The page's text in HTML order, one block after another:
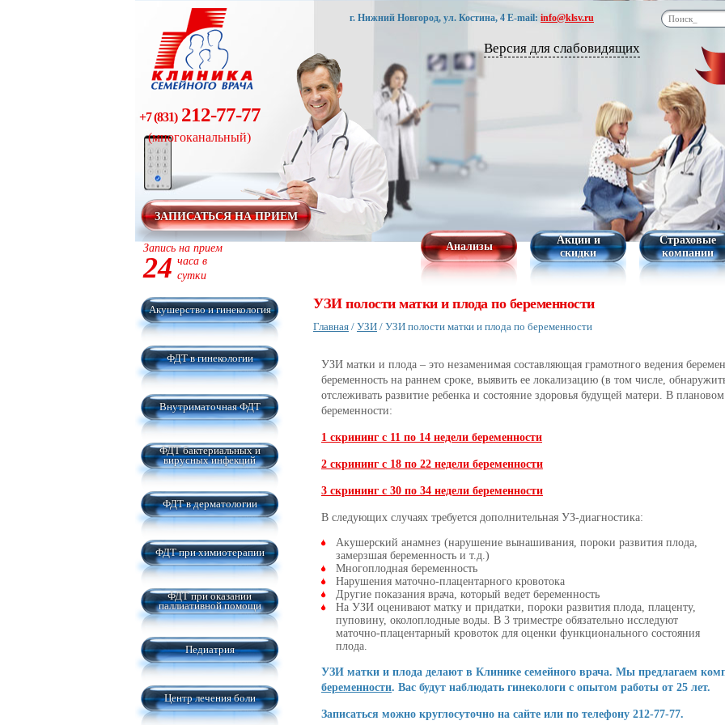
ЗАПИСАТЬСЯ НА ПРИЕМ
г. Нижний Новгород, ул. Костина, 4 E-mail: info@klsv.ru
+7 (831)212-77-77
(многоканальный)
Версия для слабовидящих
Запись на прием
24 часа в
сутки
Анализы
Акции и
скидки
Страховые
компании
Акушерство и гинекология
ФДТ в гинекологии
Внутриматочная ФДТ
ФДТ бактериальных и
вирусных инфекций
ФДТ в дерматологии
ФДТ при химиотерапии
ФДТ при оказании
паллиативной помощи
Педиатрия
Центр лечения боли
УЗИ полости матки и плода по беременности
Главная / УЗИ / УЗИ полости матки и плода по беременности
УЗИ матки и плода – это незаменимая составляющая грамотного ведения
беременность на раннем сроке, выявить ее локализацию (в том числе,
отслеживать развитие ребенка и состояние здоровья будущей матери. В
беременности:
1 скрининг с 11 по 14 недели беременности
2 скрининг с 18 по 22 недели беременности
3 скрининг с 30 по 34 недели беременности
В следующих случаях требуется дополнительная УЗ-диагностика:
Акушерский анамнез (нарушение вынашивания, пороки развития плода,
замерзшая беременность и т.д.)
Многоплодная беременность
Нарушения маточно-плацентарного кровотока
Другие показания врача, который ведет беременность
На УЗИ оценивают матку и придатки, пороки развития плода, плаценту,
пуповину, околоплодные воды. В 3 триместре обязательно исследуют
маточно-плацентарный кровоток для оценки функционального состояния
плода.
УЗИ матки и плода делают в Клинике семейного врача. Мы предлагаем
беременности. Вас будут наблюдать гинекологи с опытом работы от 25 лет.
Записаться можно круглосуточно на сайте или по телефону 212-77-77.